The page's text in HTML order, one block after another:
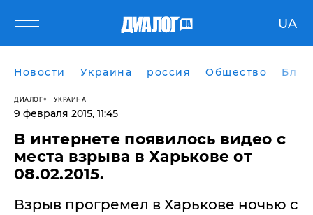
UA
Новости Украина россия Общество
ДИАЛОГ УКРАИНА
9 февраля 2015, 11:45
В интернете появилось видео с
места взрыва в Харькове от
08.02.2015.
​Взрыв прогремел в Харькове ночью с